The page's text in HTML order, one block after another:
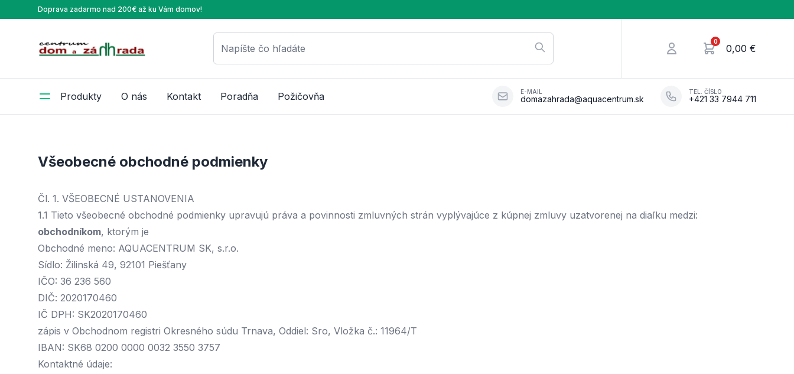
Doprava zadarmo nad 200€ až ku Vám domov!
Centrum Dom a Záhrada Napíšte čo hľadáte Prihlásenie
0
v nákupnom
Cena celkom
0,00 €
Produkty O nás Kontakt Poradňa Požičovňa E-MAIL
domazahrada@aquacentrum.sk
TEL. ČÍSLO
+421 33 7944 711
Všeobecné obchodné podmienky
Čl. 1. VŠEOBECNÉ USTANOVENIA
1.1 Tieto všeobecné obchodné podmienky upravujú práva a povinnosti zmluvných strán vyplývajúce z kúpnej zmluvy uzatvorenej na diaľku medzi:
obchodníkom, ktorým je
Obchodné meno: AQUACENTRUM SK, s.r.o.
Sídlo: Žilinská 49, 92101 Piešťany
IČO: 36 236 560
DIČ: 2020170460
IČ DPH: SK2020170460
zápis v Obchodnom registri Okresného súdu Trnava, Oddiel: Sro, Vložka č.: 11964/T
IBAN: SK68 0200 0000 0032 3550 3757
Kontaktné údaje: